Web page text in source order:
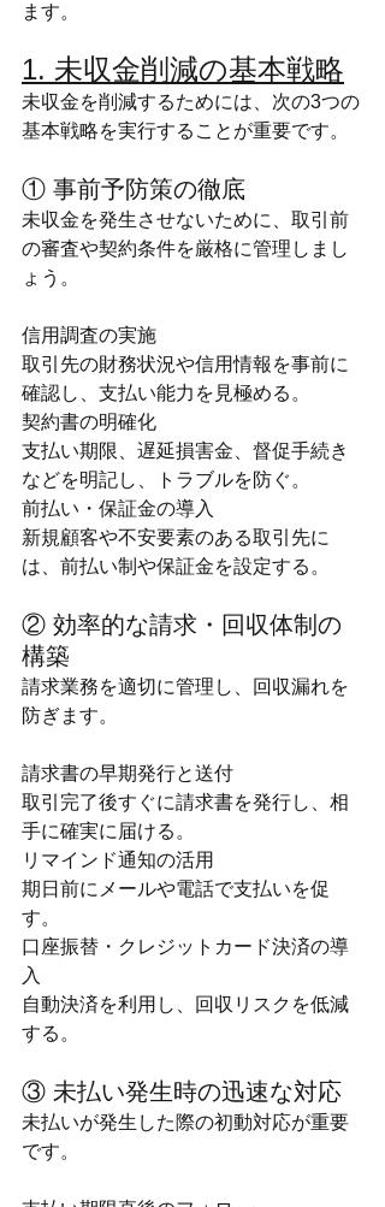
ます。
1. 未収金削減の基本戦略
未収金を削減するためには、次の3つの
基本戦略を実行することが重要です。
① 事前予防策の徹底
未収金を発生させないために、取引前
の審査や契約条件を厳格に管理しまし
ょう。
信用調査の実施
取引先の財務状況や信用情報を事前に
確認し、支払い能力を見極める。
契約書の明確化
支払い期限、遅延損害金、督促手続き
などを明記し、トラブルを防ぐ。
前払い・保証金の導入
新規顧客や不安要素のある取引先に
は、前払い制や保証金を設定する。
② 効率的な請求・回収体制の
構築
請求業務を適切に管理し、回収漏れを
防ぎます。
請求書の早期発行と送付
取引完了後すぐに請求書を発行し、相
手に確実に届ける。
リマインド通知の活用
期日前にメールや電話で支払いを促
す。
口座振替・クレジットカード決済の導
入
自動決済を利用し、回収リスクを低減
する。
③ 未払い発生時の迅速な対応
未払いが発生した際の初動対応が重要
です。